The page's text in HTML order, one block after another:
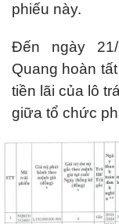
phiếu này.
Đến ngày
Quang hoàn
tiền lãi của lô
giữa tổ chức